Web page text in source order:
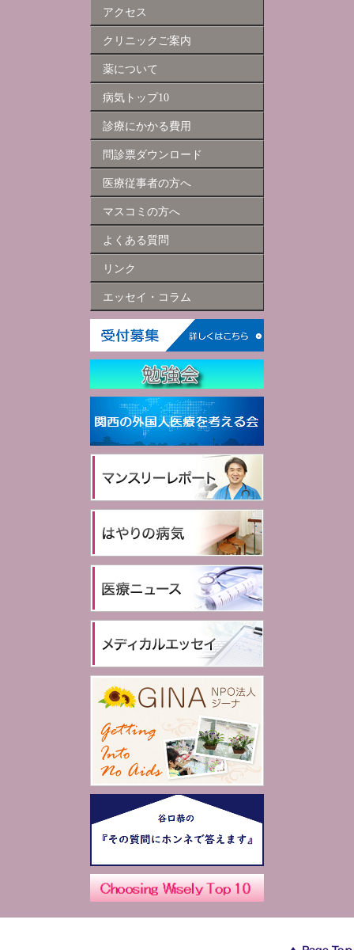
アクセス
クリニックご案内
薬について
病気トップ10
診療にかかる費用
問診票ダウンロード
医療従事者の方へ
マスコミの方へ
よくある質問
リンク
エッセイ・コラム